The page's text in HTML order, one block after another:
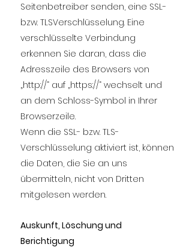
Seitenbetreiber senden, eine SSL-
bzw. TLSVerschlüsselung. Eine
verschlüsselte Verbindung
erkennen Sie daran, dass die
Adresszeile des Browsers von
„http://“ auf „https://“ wechselt und
an dem Schloss-Symbol in Ihrer
Browserzeile.
Wenn die SSL- bzw. TLS-
Verschlüsselung aktiviert ist, können
die Daten, die Sie an uns
übermitteln, nicht von Dritten
mitgelesen werden.
Auskunft, Löschung und
Berichtigung